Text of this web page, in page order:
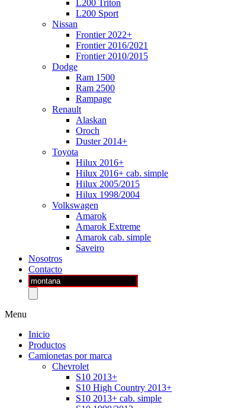
L200 Triton
L200 Sport
Nissan
Frontier 2022+
Frontier 2016/2021
Frontier 2010/2015
Dodge
Ram 1500
Ram 2500
Rampage
Renault
Alaskan
Oroch
Duster 2014+
Toyota
Hilux 2016+
Hilux 2016+ cab. simple
Hilux 2005/2015
Hilux 1998/2004
Volkswagen
Amarok
Amarok Extreme
Amarok cab. simple
Saveiro
Nosotros
Contacto
Búsqueda
de
productos
Menu
Inicio
Productos
Camionetas por marca
Chevrolet
S10 2013+
S10 High Country 2013+
S10 2013+ cab. simple